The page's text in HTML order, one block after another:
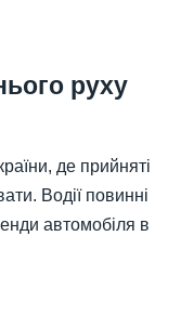
руху
де прийняті
Водії повинні
автомобіля в